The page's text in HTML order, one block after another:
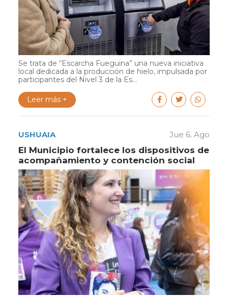
Se trata de “Escarcha Fueguina” una nueva iniciativa
local dedicada a la producción de hielo, impulsada por
participantes del Nivel 3 de la Es...
Leer más +
USHUAIA Jue 6. Ago
El Municipio fortalece los dispositivos de
acompañamiento y contención social